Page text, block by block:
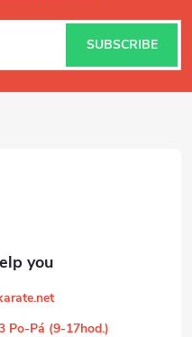
SUBSCRIBE
Po-Pá (9-17hod.)